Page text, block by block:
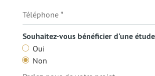
Souhaitez-vous bénéficier d'une
Oui
Non